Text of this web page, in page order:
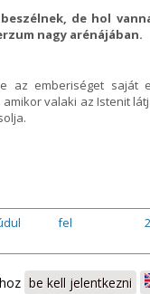
de hol
nagy arénájában.
az emberiséget saját
valaki az Istenit
fel
be kell jelentkezni